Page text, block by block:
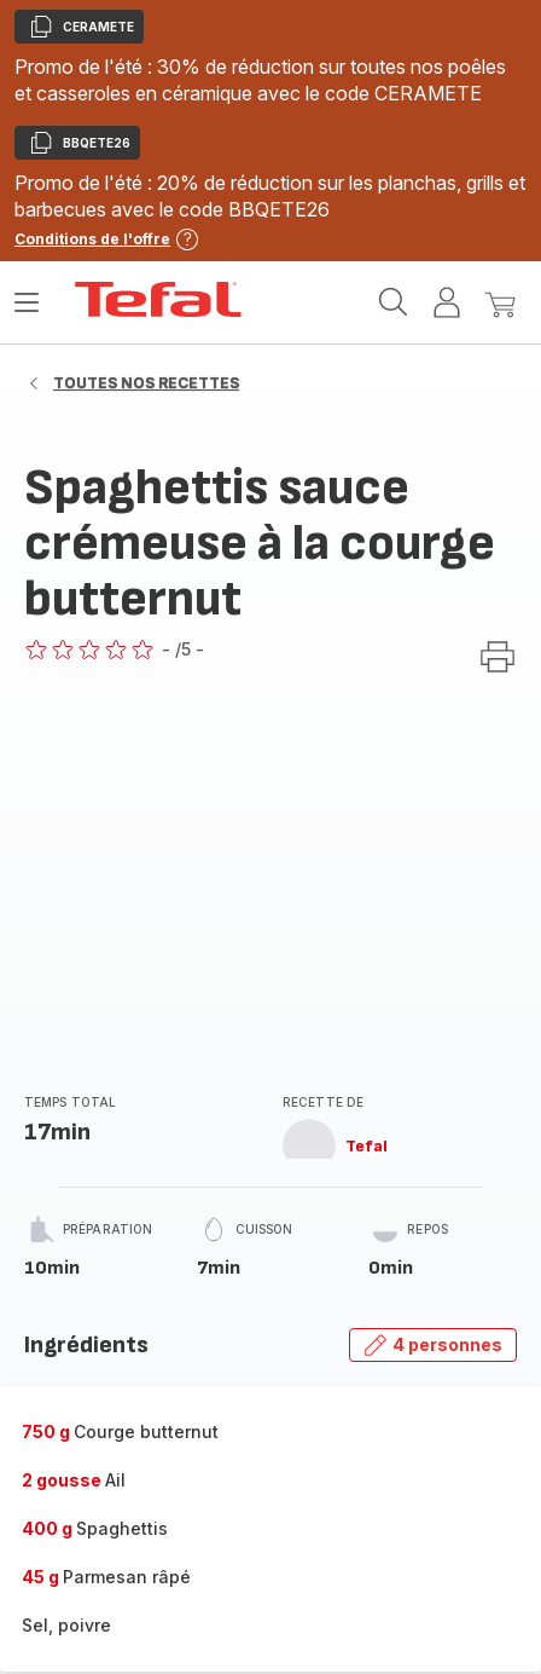
Copier
CERAMETE
Promo de l'été : 30% de réduction sur toutes nos poêles
et casseroles en céramique avec le code CERAMETE
Copier
BBQETE26
Promo de l'été : 20% de réduction sur les planchas, grills et
barbecues avec le code BBQETE26
Conditions de l'offre
MonMon
Ouvrir
TOUTES NOS RECETTES
Spaghettis sauce
crémeuse à la courge
butternut
- /5 -
TEMPS TOTAL
17min
RECETTE DE
Tefal
PRÉPARATION
10min
CUISSON
7min
REPOS
0min
Ingrédients 4 personnes
750 g Courge butternut
2 gousse Ail
400 g Spaghettis
45 g Parmesan râpé
Sel, poivre